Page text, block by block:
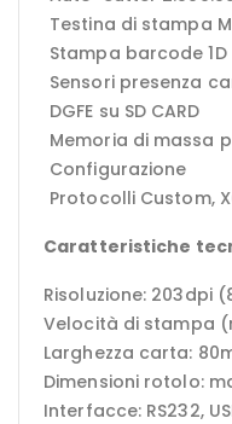
Testina di stampa
Stampa barcode 1D
Sensori presenza
DGFE su SD CARD
Memoria di massa
Configurazione
Protocolli Custom,
Caratteristiche
Risoluzione: 203dpi
Velocità di stampa
Larghezza carta:
Dimensioni rotolo:
Interfacce: RS232,